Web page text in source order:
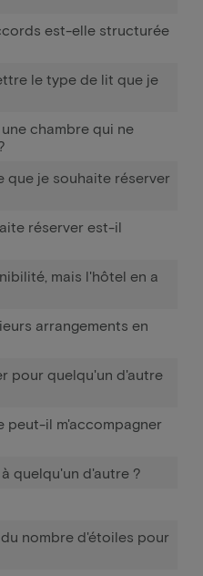
est-elle structurée
le type de lit que je
chambre qui ne
que je souhaite réserver
réserver est-il
mais l'hôtel en a
arrangements en
pour quelqu'un d'autre
peut-il m'accompagner
quelqu'un d'autre ?
nombre d'étoiles pour